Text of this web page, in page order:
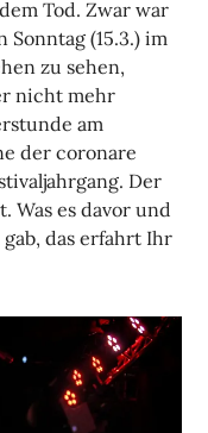
Tod. Zwar war
Sonntag (15.3.) im
zu sehen,
nicht mehr
am
der coronare
Der
Was es davor und
gab, das erfahrt Ihr